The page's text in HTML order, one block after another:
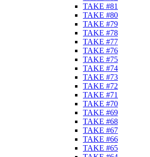
TAKE #81
TAKE #80
TAKE #79
TAKE #78
TAKE #77
TAKE #76
TAKE #75
TAKE #74
TAKE #73
TAKE #72
TAKE #71
TAKE #70
TAKE #69
TAKE #68
TAKE #67
TAKE #66
TAKE #65